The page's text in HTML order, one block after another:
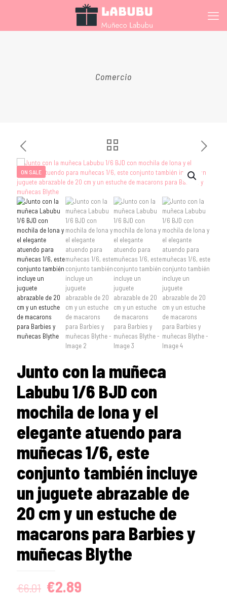
Comercio
ON SALE
Junto con la muñeca
Labubu 1/6 BJD con
mochila de lona y el
elegante atuendo para
muñecas 1/6, este
conjunto también incluye
un juguete abrazable de
20 cm y un estuche de
macarons para Barbies y
muñecas Blythe
€6.01 Original
€2.89